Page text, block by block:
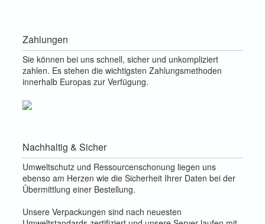
Zahlungen
Sie können bei uns schnell, sicher und unkompliziert
zahlen. Es stehen die wichtigsten Zahlungsmethoden
innerhalb Europas zur Verfügung.
Nachhaltig & Sicher
Umweltschutz und Ressourcenschonung liegen uns
ebenso am Herzen wie die Sicherheit Ihrer Daten bei der
Übermittlung einer Bestellung.
Unsere Verpackungen sind nach neuesten